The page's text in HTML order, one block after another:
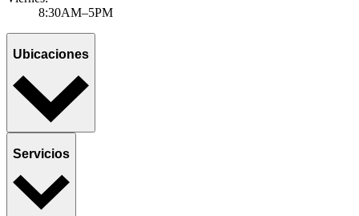
8:30AM–5PM
Ubicaciones
Servicios